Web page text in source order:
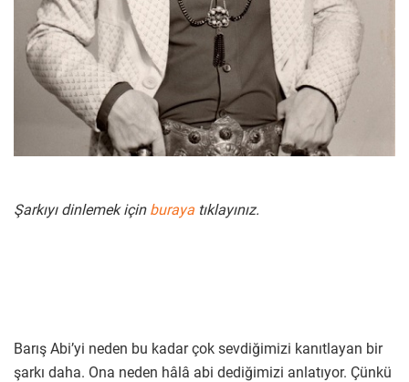
Şarkıyı dinlemek için buraya tıklayınız.
Barış Abi’yi neden bu kadar çok sevdiğimizi kanıtlayan bir
şarkı daha. Ona neden hâlâ abi dediğimizi anlatıyor. Çünkü